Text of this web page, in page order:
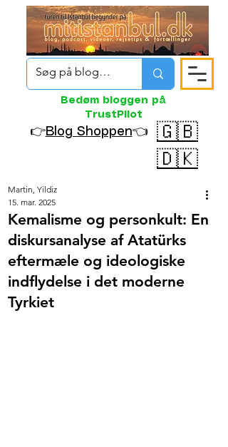
Bedøm bloggen på
TrustPilot
👉Blog Shoppen👈
🇬🇧
🇩🇰
Kemalisme og personkult: En
diskursanalyse af Atatürks
eftermæle og ideologiske
indflydelse i det moderne
Tyrkiet
Martin, Yildiz
15. mar. 2025